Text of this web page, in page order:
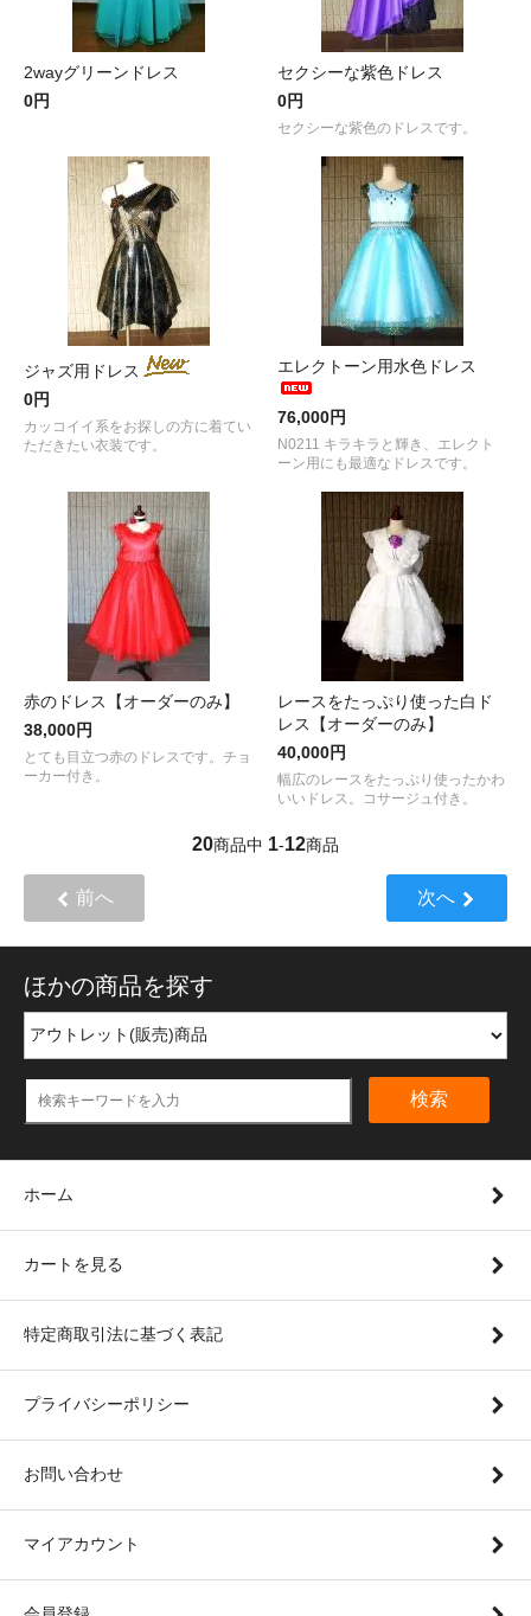
2wayグリーンドレス
0円
セクシーな紫色ドレス
0円
セクシーな紫色のドレスです。
ジャズ用ドレス
0円
カッコイイ系をお探しの方に着てい
ただきたい衣装です。
エレクトーン用水色ドレス
76,000円
N0211 キラキラと輝き、エレクト
ーン用にも最適なドレスです。
赤のドレス【オーダーのみ】
38,000円
とても目立つ赤のドレスです。チョ
ーカー付き。
レースをたっぷり使った白ド
レス【オーダーのみ】
40,000円
幅広のレースをたっぷり使ったかわ
いいドレス。コサージュ付き。
20商品中 1-12商品
前へ 次へ
ほかの商品を探す
検索
ホーム
カートを見る
特定商取引法に基づく表記
プライバシーポリシー
お問い合わせ
マイアカウント